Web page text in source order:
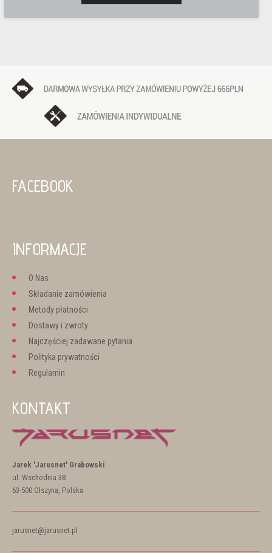
FACEBOOK
INFORMACJE
O Nas
Składanie zamówienia
Metody płatności
Dostawy i zwroty
Najczęściej zadawane pytania
Polityka prywatności
Regulamin
KONTAKT
Jarek 'Jarusnet' Grabowski
ul. Wschodnia 38
63-500 Olszyna, Polska
jarusnet@jarusnet.pl